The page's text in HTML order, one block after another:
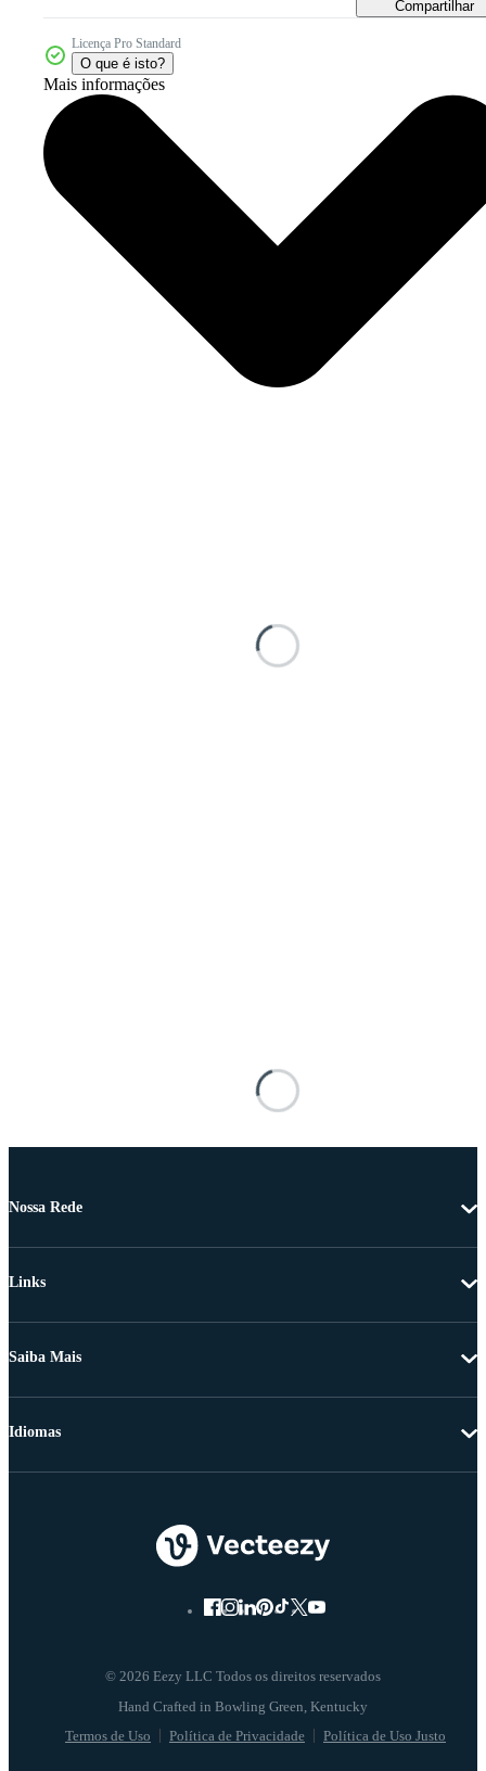
Compartilhar
Licença Pro Standard
O que é isto?
Mais informações
Nossa Rede
Links
Saiba Mais
© 2026 Eezy LLC Todos os direitos reservados
Termos de Uso Política de Privacidade Política de Uso Justo
Idiomas